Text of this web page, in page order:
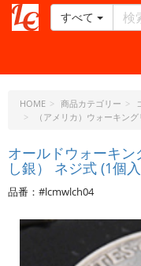
ー
ラ
フ
ド
ッ
ト・
ェ
すべて
HOME 商品カテゴリー
（アメリカ）ウォーキン
オールドウォーキ
し銀） ネジ式 (1個
品番：#lcmwlch04